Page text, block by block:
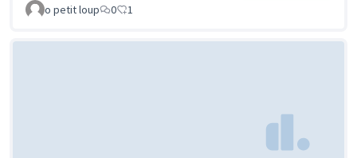
o petit loup
0 1